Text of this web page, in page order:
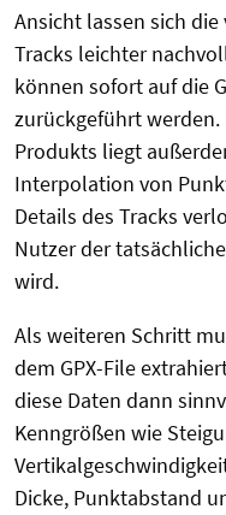
Ansicht lassen sich die
Tracks leichter
können sofort auf die
zurückgeführt
Produkts liegt
Interpolation von
Details des Tracks
Nutzer der
wird.
Als weiteren Schritt
dem GPX-File
diese Daten dann
Kenngrößen wie
Dicke, Punktabstand